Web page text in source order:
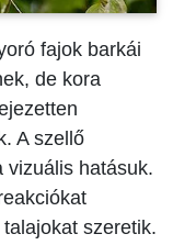
fajok barkái
de kora
A szellő
vizuális hatásuk.
szeretik.